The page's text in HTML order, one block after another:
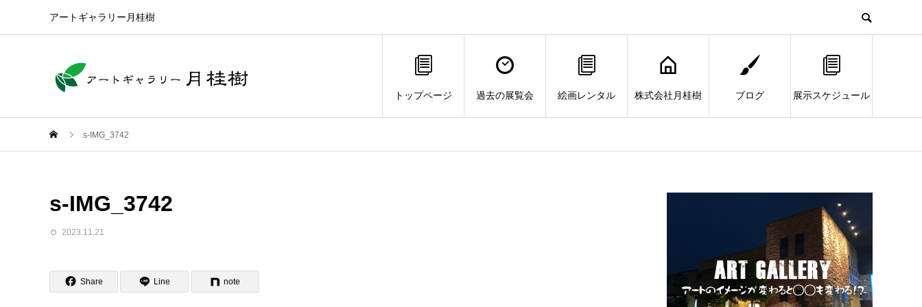
アートギャラリー月桂樹
トップページ 過去の展覧会 絵画レンタル 株式会社月桂樹 ブログ 展示スケジュール
s-IMG_3742
s-IMG_3742
2023.11.21
Share Line note